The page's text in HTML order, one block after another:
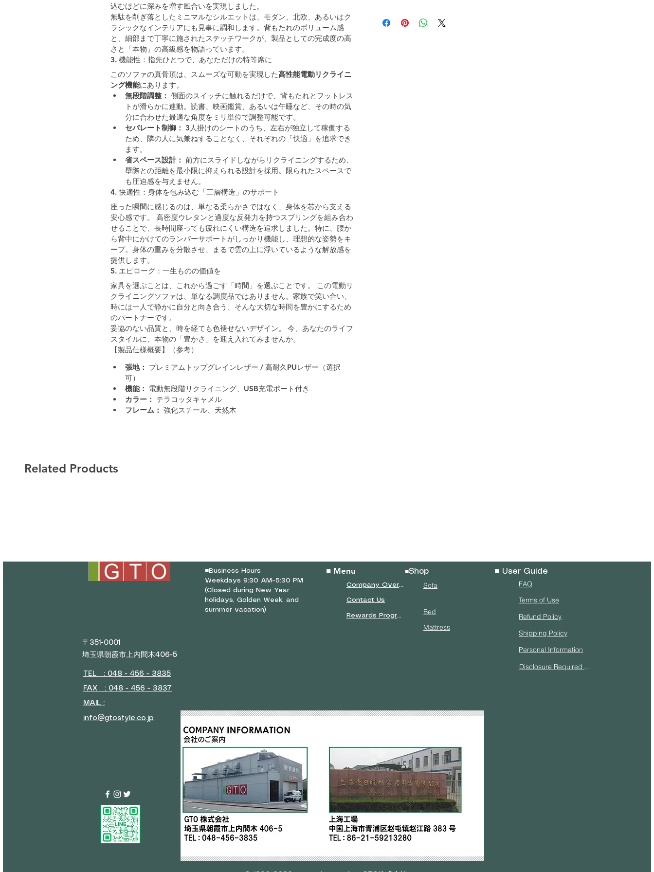
込むほどに深みを増す風合いを実現しました。
無駄を削ぎ落としたミニマルなシルエットは、モダン、北欧、あるいはク
ラシックなインテリアにも見事に調和します。背もたれのボリューム感
と、細部まで丁寧に施されたステッチワークが、製品としての完成度の高
さと「本物」の高級感を物語っています。
3. 機能性：指先ひとつで、あなただけの特等席に
このソファの真骨頂は、スムーズな可動を実現した高性能電動リクライニ
ング機能にあります。
無段階調整： 側面のスイッチに触れるだけで、背もたれとフットレス
トが滑らかに連動。読書、映画鑑賞、あるいは午睡など、その時の気
分に合わせた最適な角度をミリ単位で調整可能です。
セパレート制御： 3人掛けのシートのうち、左右が独立して稼働する
ため、隣の人に気兼ねすることなく、それぞれの「快適」を追求でき
ます。
省スペース設計： 前方にスライドしながらリクライニングするため、
壁際との距離を最小限に抑えられる設計を採用。限られたスペースで
も圧迫感を与えません。
4. 快適性：身体を包み込む「三層構造」のサポート
座った瞬間に感じるのは、単なる柔らかさではなく、身体を芯から支える
安心感です。 高密度ウレタンと適度な反発力を持つスプリングを組み合わ
せることで、長時間座っても疲れにくい構造を追求しました。特に、腰か
ら背中にかけてのランバーサポートがしっかり機能し、理想的な姿勢をキ
ープ。身体の重みを分散させ、まるで雲の上に浮いているような解放感を
提供します。
5. エピローグ：一生ものの価値を
家具を選ぶことは、これから過ごす「時間」を選ぶことです。 この電動リ
クライニングソファは、単なる調度品ではありません。家族で笑い合い、
時には一人で静かに自分と向き合う、そんな大切な時間を豊かにするため
のパートナーです。
妥協のない品質と、時を経ても色褪せないデザイン。 今、あなたのライフ
スタイルに、本物の「豊かさ」を迎え入れてみませんか。
【製品仕様概要】（参考）
張地： プレミアムトップグレインレザー / 高耐久PUレザー（選択
可）
機能： 電動無段階リクライニング、USB充電ポート付き
カラー： テラコッタキャメル
フレーム： 強化スチール、天然木
Related Products
■Business Hours
Weekdays 9:30 AM–5:30 PM
(Closed during New Year
holidays, Golden Week, and
summer vacation)
■ Menu
Company Overview
Contact Us
Rewards Program
■Shop
Sofa
Bed
Mattress
〒351-0001
埼玉県朝霞市上内間木406-5
TEL : 048 - 456 - 3835​
FAX : 048 - 456 - 3837
MAIL :
info@gtostyle.co.jp
■ User Guide
FAQ
Terms of Use
Refund Policy
Shipping Policy
Personal Information
Disclosure Required Under the Specified Commercial Transactions Act